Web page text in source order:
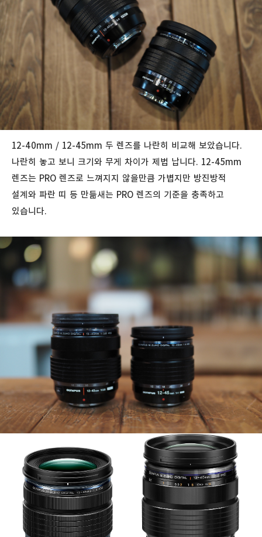
12-40mm / 12-45mm 두 렌즈를 나란히 비교해 보았습니다.
나란히 놓고 보니 크기와 무게 차이가 제법 납니다. 12-45mm
렌즈는 PRO 렌즈로 느껴지지 않을만큼 가볍지만 방진방적
설계와 파란 띠 등 만듦새는 PRO 렌즈의 기준을 충족하고
있습니다.